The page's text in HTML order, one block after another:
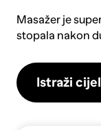
Masažerje
stopala nakon
Istraži